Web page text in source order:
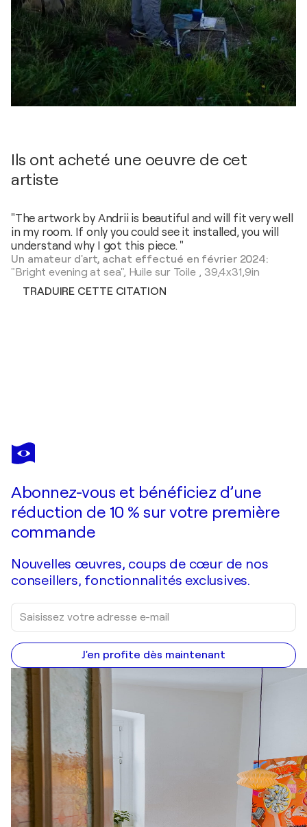
Ils ont acheté une oeuvre de cet
artiste
"The artwork by Andrii is beautiful and will fit very well
in my room. If only you could see it installed, you will
understand why I got this piece. "
Un amateur d'art, achat effectué en février 2024:
"Bright evening at sea", Huile sur Toile , 39,4x31,9in
TRADUIRE CETTE CITATION
ANDRII KOVALYK
Abonnez-vous et bénéficiez d’une
réduction de 10 % sur votre première
commande
Nouvelles œuvres, coups de cœur de nos
conseillers, fonctionnalités exclusives.
J'en profite dès maintenant